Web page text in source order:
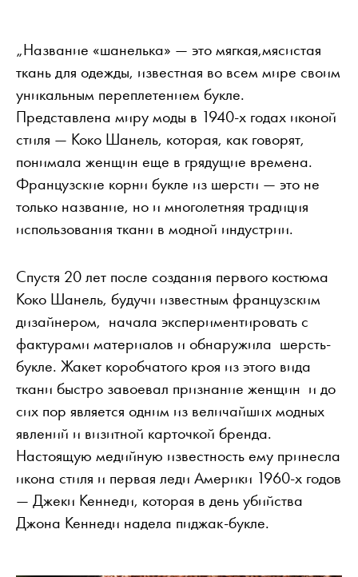
„Название «шанелька» — это мягкая,мясистая
ткань для одежды, известная во всем мире своим
уникальным переплетением букле.
Представлена ​​миру моды в 1940-х годах иконой
стиля — Коко Шанель, которая, как говорят,
понимала женщин еще в грядущие времена.
Французские корни букле из шерсти — это не
только название, но и многолетняя традиция
использования ткани в модной индустрии.
Спустя 20 лет после создания первого костюма
Коко Шанель, будучи известным французским
дизайнером, начала экспериментировать с
фактурами материалов и обнаружила шерсть-
букле. Жакет коробчатого кроя из этого вида
ткани быстро завоевал признание женщин и до
сих пор является одним из величайших модных
явлений и визитной карточкой бренда.
Настоящую медийную известность ему принесла
икона стиля и первая леди Америки 1960-х годов
— Джеки Кеннеди, которая в день убийства
Джона Кеннеди надела пиджак-букле.